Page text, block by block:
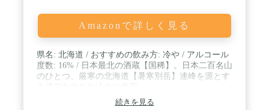
Amazonで詳しく見る
県名: 北海道 / おすすめの飲み方: 冷や / アルコール
度数: 16% / 日本最北の酒蔵【国稀】。日本二百名山
のひとつ、厳寒の北海道【暑寒別岳】連峰を源とす
続きを見る